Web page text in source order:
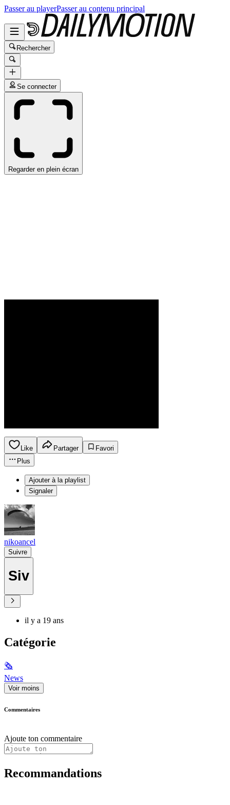
Passer au playerPasser au contenu principal
Rechercher
Se connecter
Regarder en plein écran
Like Partager
Favori
Plus
Ajouter à la playlist
Signaler
nikoancel
Suivre
Siv
il y a 19 ans
Catégorie
🗞
News
Voir moins
Commentaires
Ajoute ton commentaire
Recommandations